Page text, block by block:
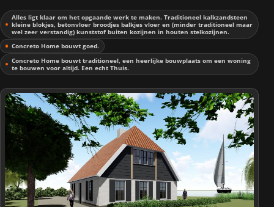
Alles ligt klaar om het opgaande werk te maken. Traditioneel kalkzandsteen
kleine blokjes, betonvloer broodjes balkjes vloer en (minder traditioneel maar
wel zeer verstandig) kunststof buiten kozijnen in houten stelkozijnen.
Concreto Home bouwt goed.
Concreto Home bouwt traditioneel, een heerlijke bouwplaats om een woning
te bouwen voor altijd. Een echt Thuis.